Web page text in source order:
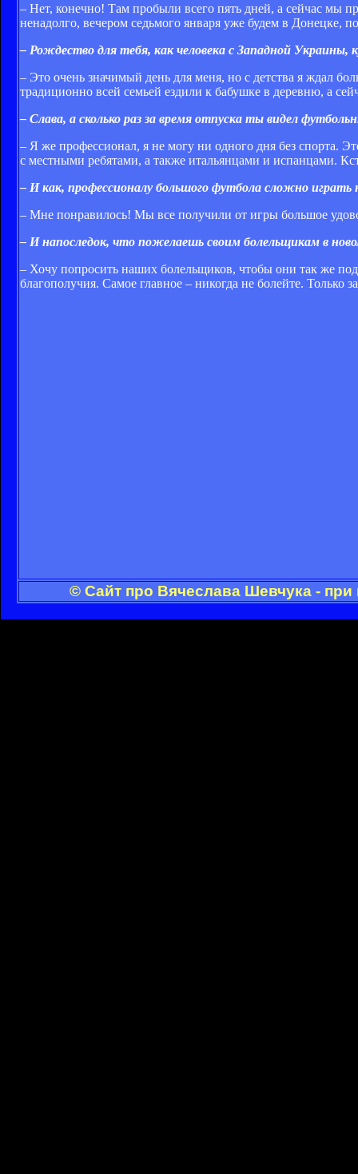
– Нет, конечно! Там пробыли всего пять дней, а сейчас мы
ненадолго, вечером седьмого января уже будем в Донецке,
– Рождество для тебя, как человека с Западной Украины,
– Это очень значимый день для меня, но с детства я ждал
традиционно всей семьей ездили к бабушке в деревню, а
– Слава, а сколько раз за время отпуска ты видел
– Я же профессионал, я не могу ни одного дня без спорта.
с местными ребятами, а также итальянцами и испанцами.
– И как, профессионалу большого футбола сложно играть
– Мне понравилось! Мы все получили от игры большое
– И напоследок, что пожелаешь своим болельщикам в
– Хочу попросить наших болельщиков, чтобы они так же
благополучия. Самое главное – никогда не болейте. Только
© Сайт про Вячеслава Шевчука -